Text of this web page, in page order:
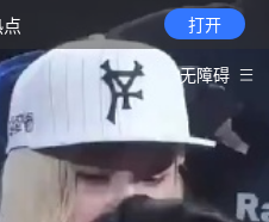
打开
无障碍